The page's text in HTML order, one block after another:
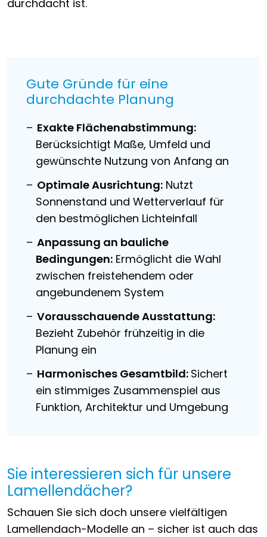
durchdacht ist.
Gute Gründe für eine
durchdachte Planung
Exakte Flächenabstimmung:
Berücksichtigt Maße, Umfeld und
gewünschte Nutzung von Anfang an
Optimale Ausrichtung: Nutzt
Sonnenstand und Wetterverlauf für
den bestmöglichen Lichteinfall
Anpassung an bauliche
Bedingungen: Ermöglicht die Wahl
zwischen freistehendem oder
angebundenem System
Vorausschauende Ausstattung:
Bezieht Zubehör frühzeitig in die
Planung ein
Harmonisches Gesamtbild: Sichert
ein stimmiges Zusammenspiel aus
Funktion, Architektur und Umgebung
Sie interessieren sich für unsere
Lamellendächer?
Schauen Sie sich doch unsere vielfältigen
Lamellendach-Modelle an – sicher ist auch das